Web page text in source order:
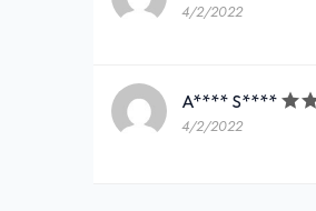
4/2/2022
A**** S****
4/2/2022